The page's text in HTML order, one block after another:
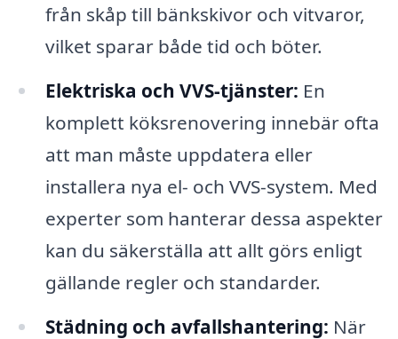
från skåp till bänkskivor och vitvaror,
vilket sparar både tid och böter.
Elektriska och VVS-tjänster: En
komplett köksrenovering innebär ofta
att man måste uppdatera eller
installera nya el- och VVS-system. Med
experter som hanterar dessa aspekter
kan du säkerställa att allt görs enligt
gällande regler och standarder.
Städning och avfallshantering: När